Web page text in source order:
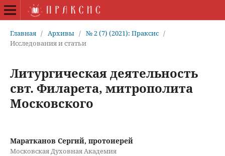
Главная / Архивы / № 2 (7) (2021): Праксис /
Исследования и статьи
Литургическая деятельность
свт. Филарета, митрополита
Московского
Маратканов Сергий, протоиерей
Московская Духовная Академия